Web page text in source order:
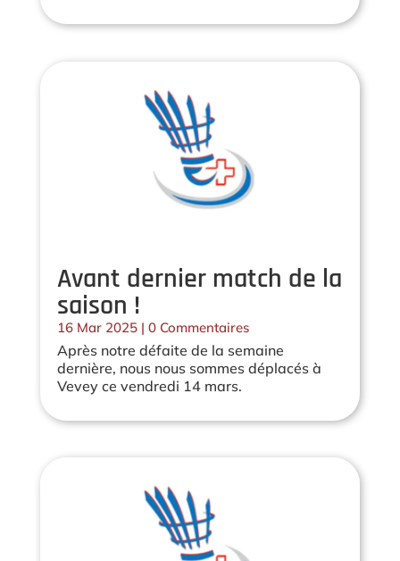
Avant dernier match de la
saison !
16 Mar 2025| 0 Commentaires
Après notre défaite de la semaine
dernière, nous nous sommes déplacés à
Vevey ce vendredi 14 mars.